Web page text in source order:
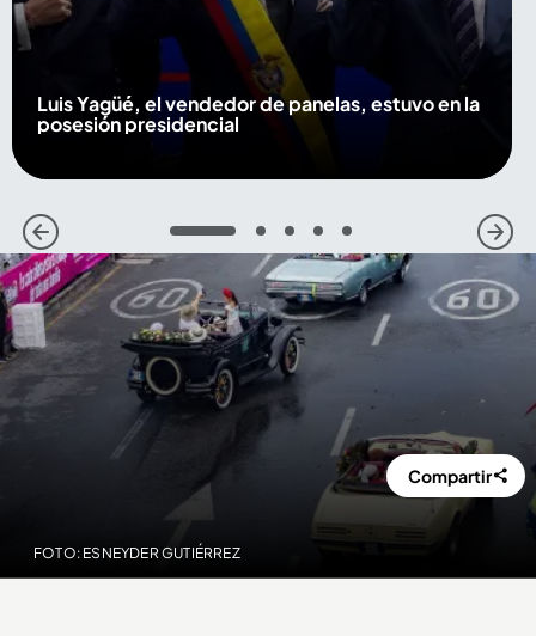
Luis Yagüé, el vendedor de panelas, estuvo en la
posesión presidencial
1 2 3 4 5
FOTO: ESNEYDER GUTIÉRREZ
Compartir